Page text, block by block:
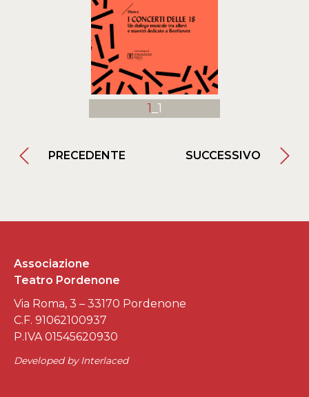
1 _1
PRECEDENTE SUCCESSIVO
Associazione
Teatro Pordenone
Via Roma, 3 – 33170 Pordenone
C.F. 91062100937
P.IVA 01545620930
Developed by Interlaced